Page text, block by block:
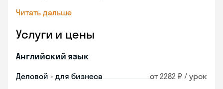
Читать дальше
Услуги и цены
Английский язык
Деловой - для бизнеса от 2282 ₽ / урок